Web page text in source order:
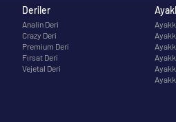
Deriler
Analin Deri
Crazy Deri
Premium Deri
Fırsat Deri
Vejetal Deri